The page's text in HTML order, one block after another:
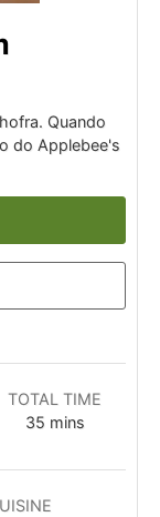
Quando
do Applebee's
TOTAL TIME
35minutes
mins